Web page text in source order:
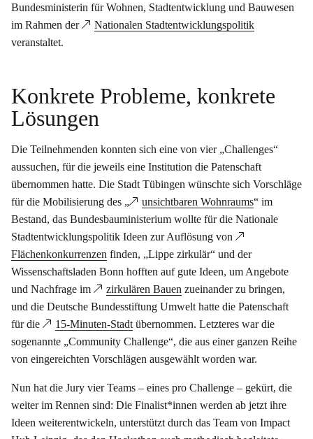
Bundesministerin für Wohnen, Stadtentwicklung und Bauwesen
im Rahmen der
Nationalen Stadtentwicklungspolitik
veranstaltet.
Konkrete Probleme, konkrete
Lösungen
Die Teilnehmenden konnten sich eine von vier „Challenges“
aussuchen, für die jeweils eine Institution die Patenschaft
übernommen hatte. Die Stadt Tübingen wünschte sich Vorschläge
für die Mobilisierung des „
unsichtbaren Wohnraums“ im
Bestand, das Bundesbauministerium wollte für die Nationale
Stadtentwicklungspolitik Ideen zur Auflösung von
Flächenkonkurrenzen finden, „Lippe zirkulär“ und der
Wissenschaftsladen Bonn hofften auf gute Ideen, um Angebote
und Nachfrage im
zirkulären Bauen zueinander zu bringen,
und die Deutsche Bundesstiftung Umwelt hatte die Patenschaft
für die
15-Minuten-Stadt übernommen. Letzteres war die
sogenannte „Community Challenge“, die aus einer ganzen Reihe
von eingereichten Vorschlägen ausgewählt worden war.
Nun hat die Jury vier Teams – eines pro Challenge – gekürt, die
weiter im Rennen sind: Die Finalist*innen werden ab jetzt ihre
Ideen weiterentwickeln, unterstützt durch das Team von Impact